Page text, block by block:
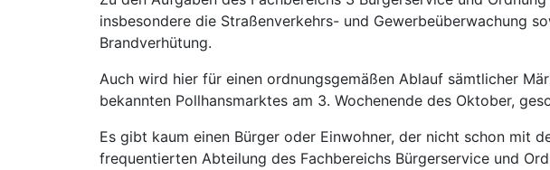
insbesondere die Straßenverkehrs- und Gewerbeüberwachung
Brandverhütung.
Auch wird hier für einen ordnungsgemäßen Ablauf sämtlicher
bekannten Pollhansmarktes am 3. Wochenende des Oktober,
Es gibt kaum einen Bürger oder Einwohner, der nicht schon mit
frequentierten Abteilung des Fachbereichs Bürgerservice und